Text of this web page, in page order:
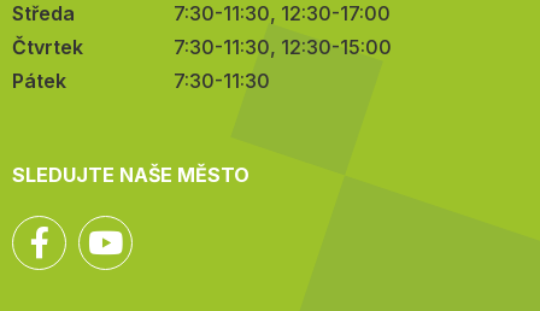
Středa
7:30-11:30, 12:30-17:00
Čtvrtek
7:30-11:30, 12:30-15:00
Pátek
7:30-11:30
SLEDUJTE NAŠE MĚSTO
Facebook